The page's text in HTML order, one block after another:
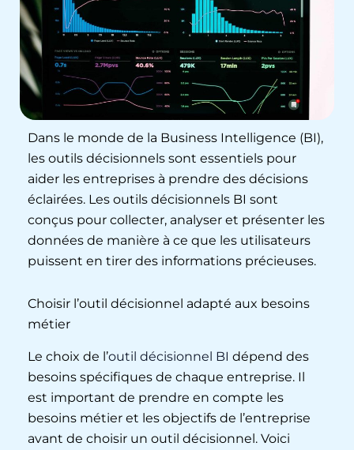
Dans le monde de la Business Intelligence (BI),
les outils décisionnels sont essentiels pour
aider les entreprises à prendre des décisions
éclairées. Les outils décisionnels BI sont
conçus pour collecter, analyser et présenter les
données de manière à ce que les utilisateurs
puissent en tirer des informations précieuses.
Choisir l’outil décisionnel adapté aux besoins
métier
Le choix de l’outil décisionnel BI dépend des
besoins spécifiques de chaque entreprise. Il
est important de prendre en compte les
besoins métier et les objectifs de l’entreprise
avant de choisir un outil décisionnel. Voici